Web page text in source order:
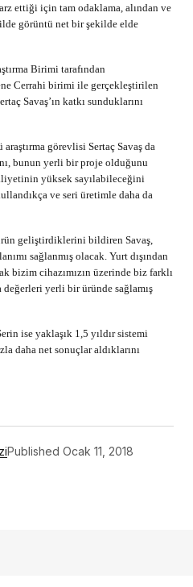
ettiği için tam odaklama, alından ve
görüntü net bir şekilde elde
Birimi tarafından
Cerrahi birimi ile gerçekleştirilen
Savaş’ın katkı sunduklarını
görevlisi Sertaç Savaş da
bunun yerli bir proje olduğunu
yüksek sayılabileceğini
ve seri üretimle daha da
geliştirdiklerini bildiren Savaş,
sağlanmış olacak. Yurt dışından
bizim cihazımızın üzerinde biz farklı
yerli bir üründe sağlamış
ise yaklaşık 1,5 yıldır sistemi
daha net sonuçlar aldıklarını
Published Ocak 11, 2018